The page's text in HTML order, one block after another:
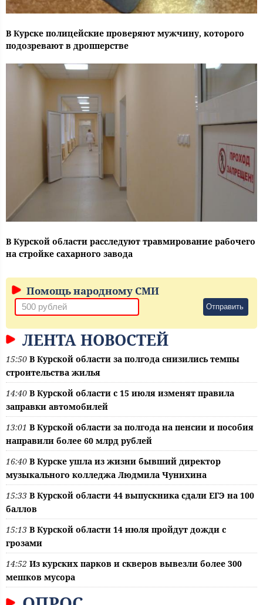
В Курске полицейские проверяют мужчину, которого
подозревают в дропперстве
В Курской области расследуют травмирование рабочего
на стройке сахарного завода
Помощь народному СМИ
Отправить
ЛЕНТА НОВОСТЕЙ
15:50 В Курской области за полгода снизились темпы
строительства жилья
14:40 В Курской области с 15 июля изменят правила
заправки автомобилей
13:01 В Курской области за полгода на пенсии и пособия
направили более 60 млрд рублей
16:40 В Курске ушла из жизни бывший директор
музыкального колледжа Людмила Чунихина
15:33 В Курской области 44 выпускника сдали ЕГЭ на 100
баллов
15:13 В Курской области 14 июля пройдут дожди с
грозами
14:52 Из курских парков и скверов вывезли более 300
мешков мусора